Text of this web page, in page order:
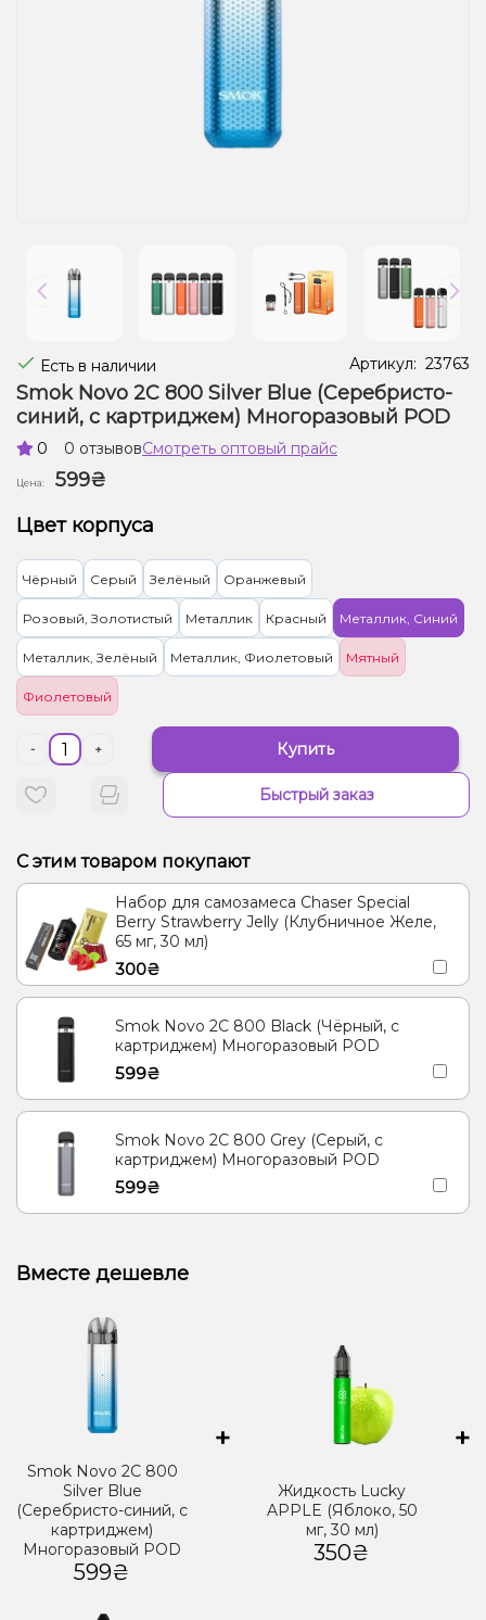
Жидкости для электронных сигарет
Подарочные наборы
Есть в наличии Артикул: 23763
Smok Novo 2C 800 Silver Blue (Серебристо-
синий, с картриджем) Многоразовый POD
0 0 отзывовСмотреть оптовый прайс
Цена:
599₴
Цвет корпуса
Чёрный Серый Зелёный Оранжевый
Розовый, Золотистый Металлик Красный Металлик, Синий
Металлик, Зелёный Металлик, Фиолетовый Мятный
Фиолетовый
- + Купить
Быстрый заказ
С этим товаром покупают
Набор для самозамеса Chaser Special
Berry Strawberry Jelly (Клубничное Желе,
65 мг, 30 мл)
300₴
Smok Novo 2C 800 Black (Чёрный, с
картриджем) Многоразовый POD
599₴
Smok Novo 2C 800 Grey (Серый, с
картриджем) Многоразовый POD
599₴
Вместе дешевле
Smok Novo 2C 800
Silver Blue
(Серебристо-синий, с
картриджем)
Многоразовый POD
599₴
+
Жидкость Lucky
APPLE (Яблоко, 50
мг, 30 мл)
350₴
+